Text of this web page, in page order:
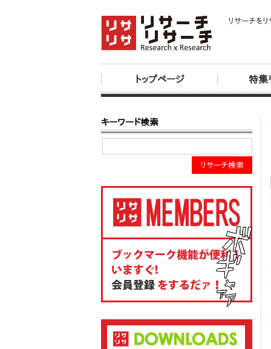
リサーチを
トップページ 特集
キーワード検索
リサーチ検索